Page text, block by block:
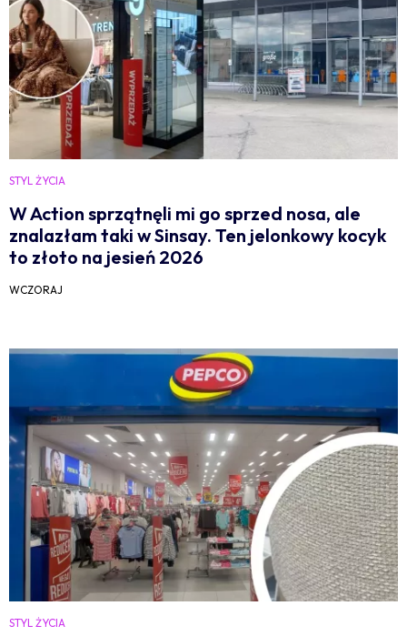
STYL ŻYCIA
W Action sprzątnęli mi go sprzed nosa, ale
znalazłam taki w Sinsay. Ten jelonkowy kocyk
to złoto na jesień 2026
WCZORAJ
STYL ŻYCIA